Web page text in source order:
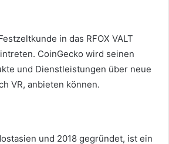
in das RFOX VALT
CoinGecko wird seinen
und Dienstleistungen über neue
VR, anbieten können.
und 2018 gegründet, ist ein